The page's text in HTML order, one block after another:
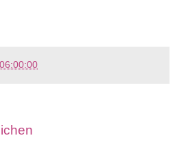
06:00:00